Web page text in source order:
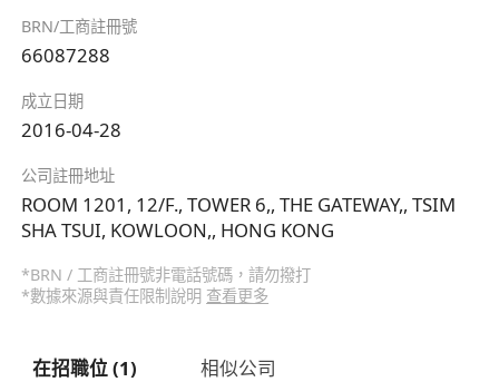
BRN/工商註冊號
66087288
成立日期
2016-04-28
公司註冊地址
ROOM 1201, 12/F., TOWER 6,, THE GATEWAY,, TSIM
SHA TSUI, KOWLOON,, HONG KONG
*BRN / 工商註冊號非電話號碼，請勿撥打
*數據來源與責任限制說明 查看更多
在招職位 (1) 相似公司